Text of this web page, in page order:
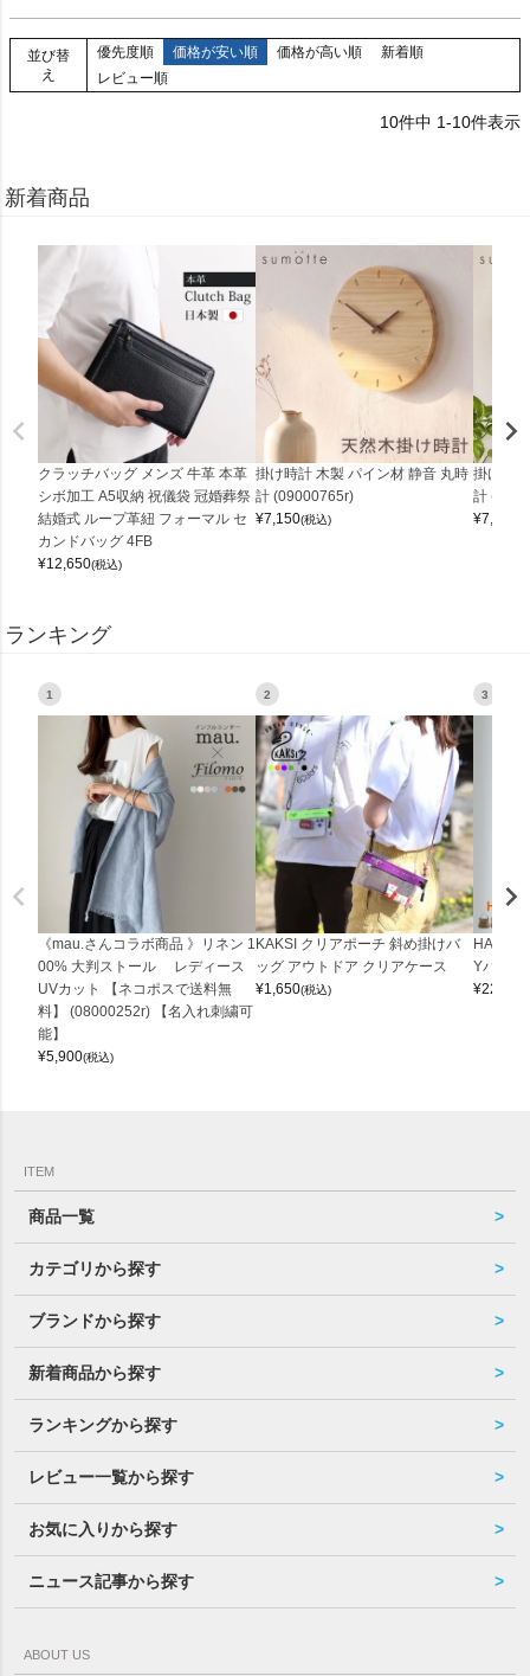
並び替
え
優先度順 価格が安い順 価格が高い順
新着順
レビュー順
10件中 1-10件表示
新着商品
クラッチバッグ メンズ 牛革 本革
シボ加工 A5収納 祝儀袋 冠婚葬祭
結婚式 ループ革紐 フォーマル セ
カンドバッグ 4FB
¥12,650(税込)
掛け時計 木製 パイン材 静音 丸時
計 (09000765r)
¥7,150(税込)
掛け時
計
¥7,150
ランキング
1
《mau.さんコラボ商品 》リネン 1
00% 大判ストール レディース
UVカット 【ネコポスで送料無
料】 (08000252r) 【名入れ刺繍可
能】
¥5,900(税込)
2
KAKSI クリアポーチ 斜め掛けバ
ッグ アウトドア クリアケース
¥1,650(税込)
3
Yバッグ
¥22,000
ITEM
商品一覧
カテゴリから探す
ブランドから探す
新着商品から探す
ランキングから探す
レビュー一覧から探す
お気に入りから探す
ニュース記事から探す
ABOUT US